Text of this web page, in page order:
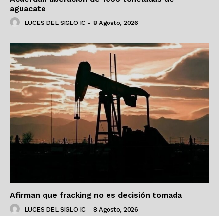
aguacate
LUCES DEL SIGLO IC - 8 Agosto, 2026
Afirman que fracking no es decisión tomada
LUCES DEL SIGLO IC - 8 Agosto, 2026